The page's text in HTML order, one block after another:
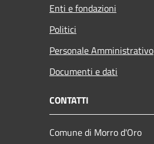
Enti e fondazioni
Politici
Personale Amministrativo
Documenti e dati
CONTATTI
Comune di Morro d'Oro